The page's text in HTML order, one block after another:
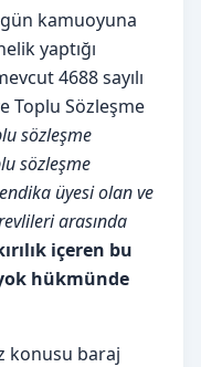
kamuoyuna
yaptığı
4688 sayılı
Toplu Sözleşme
sözleşme
sözleşme
üyesi olan ve
arasında
içeren bu
hükmünde
konusu baraj